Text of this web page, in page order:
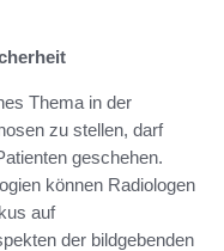
Thema in der
zu stellen, darf
geschehen.
können Radiologen
auf
der bildgebenden